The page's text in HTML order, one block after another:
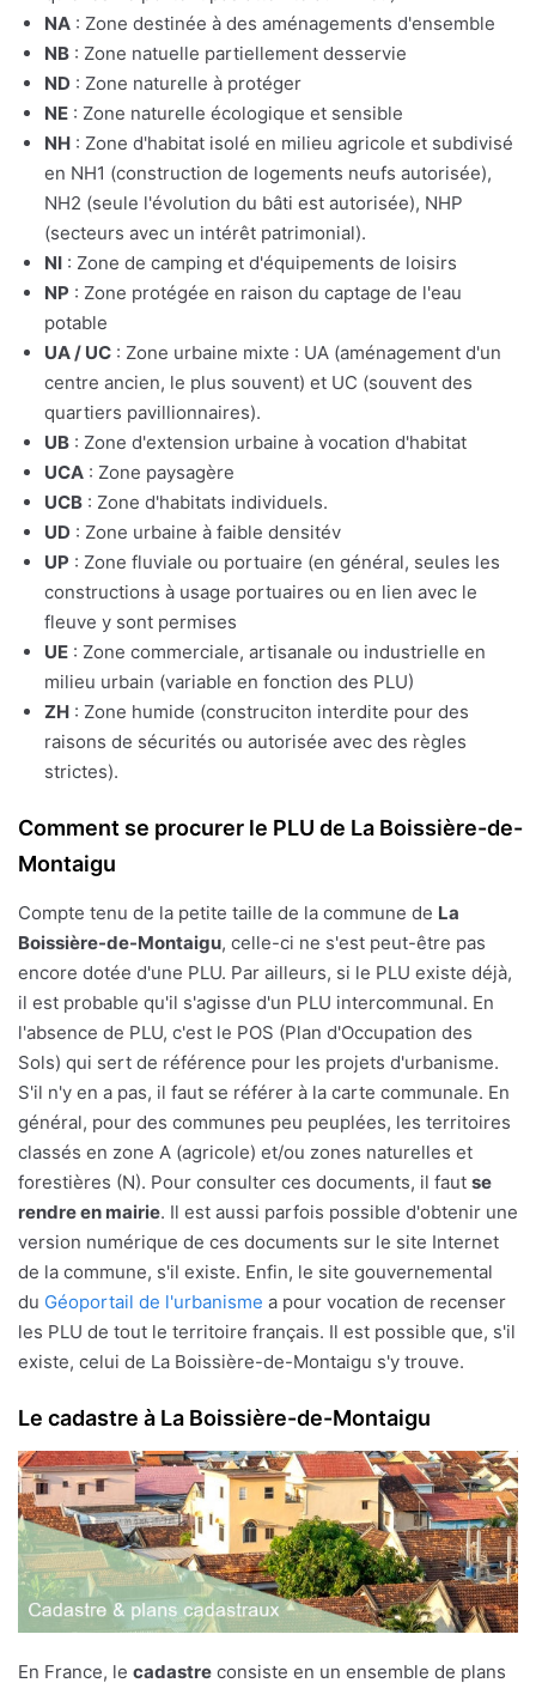
NA : Zone destinée à des aménagements d'ensemble
NB : Zone natuelle partiellement desservie
ND : Zone naturelle à protéger
NE : Zone naturelle écologique et sensible
NH : Zone d'habitat isolé en milieu agricole et subdivisé
en NH1 (construction de logements neufs autorisée),
NH2 (seule l'évolution du bâti est autorisée), NHP
(secteurs avec un intérêt patrimonial).
NI : Zone de camping et d'équipements de loisirs
NP : Zone protégée en raison du captage de l'eau
potable
UA / UC : Zone urbaine mixte : UA (aménagement d'un
centre ancien, le plus souvent) et UC (souvent des
quartiers pavillionnaires).
UB : Zone d'extension urbaine à vocation d'habitat
UCA : Zone paysagère
UCB : Zone d'habitats individuels.
UD : Zone urbaine à faible densitév
UP : Zone fluviale ou portuaire (en général, seules les
constructions à usage portuaires ou en lien avec le
fleuve y sont permises
UE : Zone commerciale, artisanale ou industrielle en
milieu urbain (variable en fonction des PLU)
ZH : Zone humide (construciton interdite pour des
raisons de sécurités ou autorisée avec des règles
strictes).
Comment se procurer le PLU de La Boissière-de-
Montaigu
Compte tenu de la petite taille de la commune de La
Boissière-de-Montaigu, celle-ci ne s'est peut-être pas
encore dotée d'une PLU. Par ailleurs, si le PLU existe déjà,
il est probable qu'il s'agisse d'un PLU intercommunal. En
l'absence de PLU, c'est le POS (Plan d'Occupation des
Sols) qui sert de référence pour les projets d'urbanisme.
S'il n'y en a pas, il faut se référer à la carte communale. En
général, pour des communes peu peuplées, les territoires
classés en zone A (agricole) et/ou zones naturelles et
forestières (N). Pour consulter ces documents, il faut se
rendre en mairie. Il est aussi parfois possible d'obtenir une
version numérique de ces documents sur le site Internet
de la commune, s'il existe. Enfin, le site gouvernemental
du Géoportail de l'urbanisme a pour vocation de recenser
les PLU de tout le territoire français. Il est possible que, s'il
existe, celui de La Boissière-de-Montaigu s'y trouve.
Le cadastre à La Boissière-de-Montaigu
En France, le cadastre consiste en un ensemble de plans